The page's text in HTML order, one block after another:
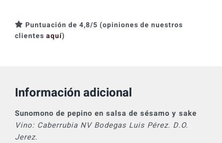
Puntuación de 4,8/5 (opiniones de nuestros
clientes aquí)
Información adicional
Sunomono de pepino en salsa de sésamo y sake
Vino: Caberrubia NV Bodegas Luis Pérez. D.O.
Jerez.